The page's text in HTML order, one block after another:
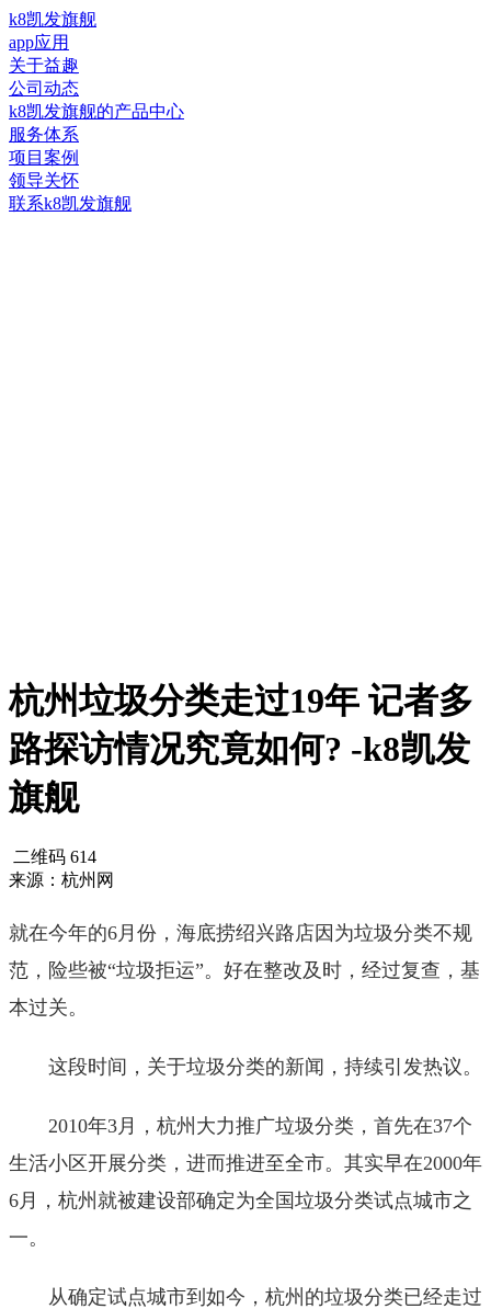
k8凯发旗舰
app应用
关于益趣
公司动态
k8凯发旗舰的产品中心
服务体系
项目案例
领导关怀
联系k8凯发旗舰
杭州垃圾分类走过19年 记者多
路探访情况究竟如何? -k8凯发
旗舰
二维码 614
来源：杭州网
就在今年的6月份，海底捞绍兴路店因为垃圾分类不规
范，险些被“垃圾拒运”。好在整改及时，经过复查，基
本过关。
这段时间，关于垃圾分类的新闻，持续引发热议。
2010年3月，杭州大力推广垃圾分类，首先在37个
生活小区开展分类，进而推进至全市。其实早在2000年
6月，杭州就被建设部确定为全国垃圾分类试点城市之
一。
从确定试点城市到如今，杭州的垃圾分类已经走过